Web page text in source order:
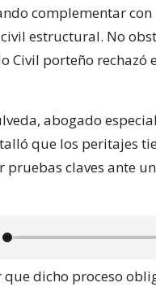
complementar con
estructural. No
Civil porteño rechazó
abogado
que los peritajes
pruebas claves ante
que dicho proceso